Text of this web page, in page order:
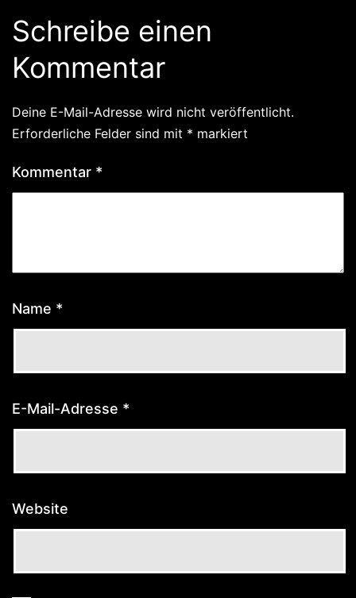
Schreibe einen
Kommentar
Deine E-Mail-Adresse wird nicht veröffentlicht.
Erforderliche Felder sind mit * markiert
Kommentar *
Name *
E-Mail-Adresse *
Website